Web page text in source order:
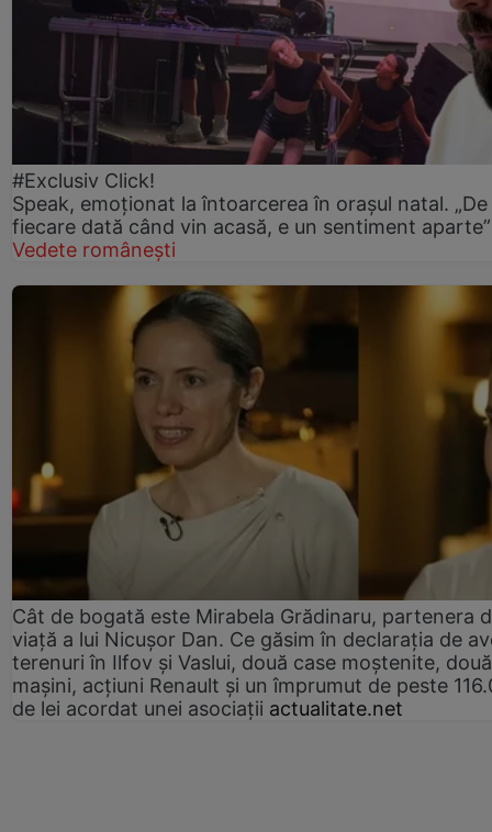
#Exclusiv Click!
Speak, emoționat la întoarcerea în orașul natal. „De
fiecare dată când vin acasă, e un sentiment aparte”
Vedete românești
Cât de bogată este Mirabela Grădinaru, partenera
viață a lui Nicușor Dan. Ce găsim în declarația de
terenuri în Ilfov și Vaslui, două case moștenite, două
mașini, acțiuni Renault și un împrumut de peste
de lei acordat unei asociații actualitate.net